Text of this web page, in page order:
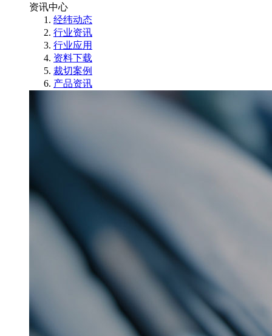
资讯中心
经纬动态
行业资讯
行业应用
资料下载
裁切案例
产品资讯